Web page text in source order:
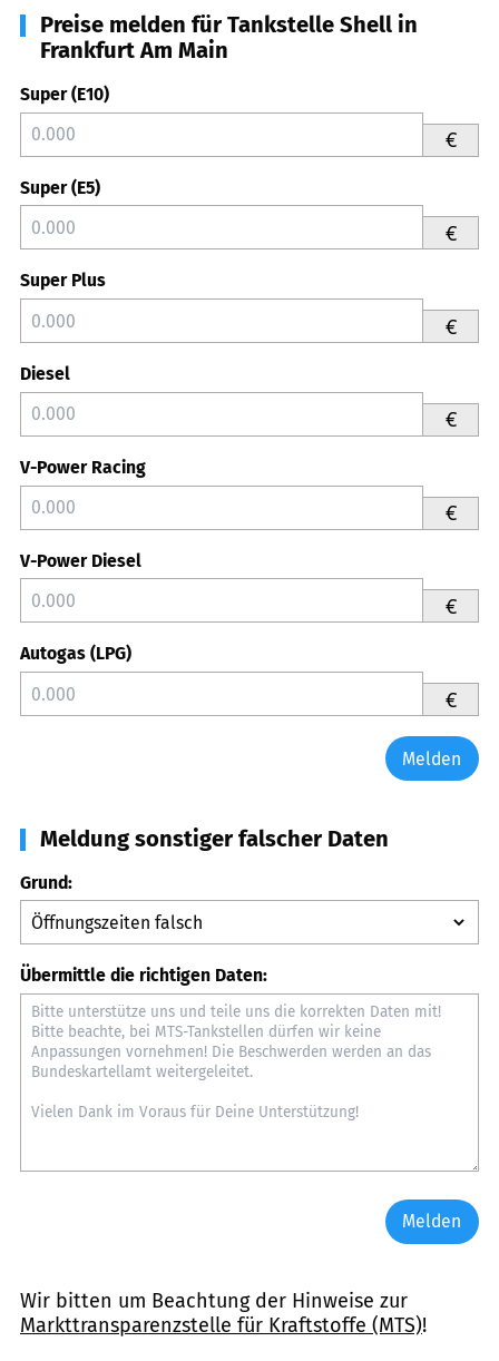
Preise melden für Tankstelle Shell in
Frankfurt Am Main
Super (E10)
€
Super (E5)
€
Super Plus
€
Diesel
€
V-Power Racing
€
V-Power Diesel
€
Autogas (LPG)
€
Melden
Meldung sonstiger falscher Daten
Grund:
Übermittle die richtigen Daten:
Melden
Wir bitten um Beachtung der Hinweise zur
Markttransparenzstelle für Kraftstoffe (MTS)!